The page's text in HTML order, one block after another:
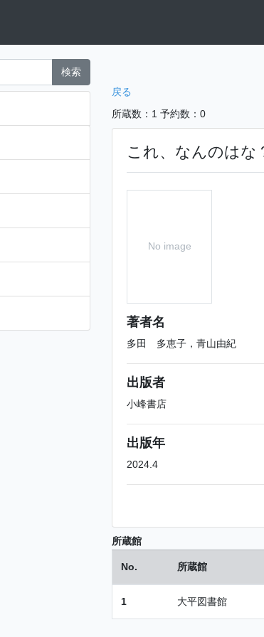
検索
戻る
所蔵数：1 予約数：0
これ、なんのは
No image
著者名
多田 多恵子，青山由紀
出版者
小峰書店
出版年
2024.4
所蔵館
No. 所蔵館
1 大平図書館